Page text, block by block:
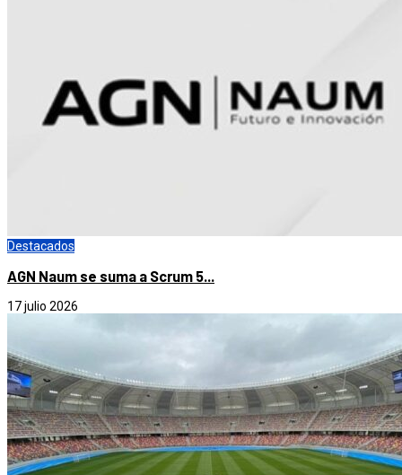
Destacados
AGN Naum se suma a Scrum 5...
17 julio 2026